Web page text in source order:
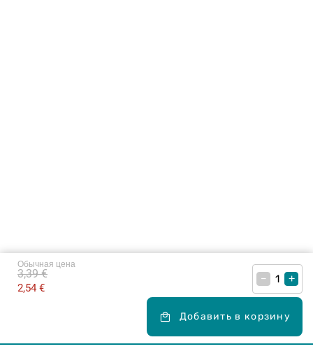
Обычная цена
2,54 €
3,39 € – +
Добавить в корзину